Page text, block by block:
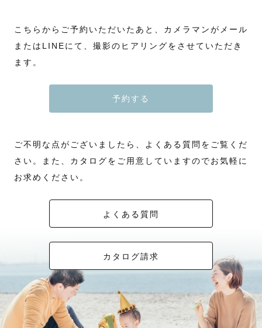
こちらからご予約いただいたあと、カメラマンがメール
またはLINEにて、撮影のヒアリングをさせていただき
ます。
予約する
ご不明な点がございましたら、よくある質問をご覧くだ
さい。また、カタログをご用意していますのでお気軽に
お求めください。
よくある質問
カタログ請求